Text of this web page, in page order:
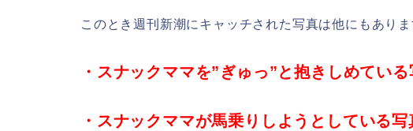
このとき週刊新潮にキャッチされた写真は他にもありま
・スナックママを”ぎゅっ”と抱きしめている
・スナックママが馬乗りしようとしている写